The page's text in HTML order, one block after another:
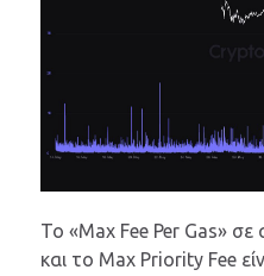
Το «Max Fee Per Gas» σε
και το Max Priority Fee